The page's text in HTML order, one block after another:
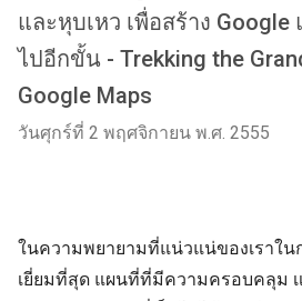
และหุบเหว เพื่อสร้าง
ไปอีกขั้น - Trekking the
Google Maps
วันศุกร์ที่ 2 พฤศจิกายน พ.ศ. 2555
ในความพยายามที่แน่วแน่ของเราใ
เยี่ยมที่สุด แผนที่ที่มีความครอบคลุม เ